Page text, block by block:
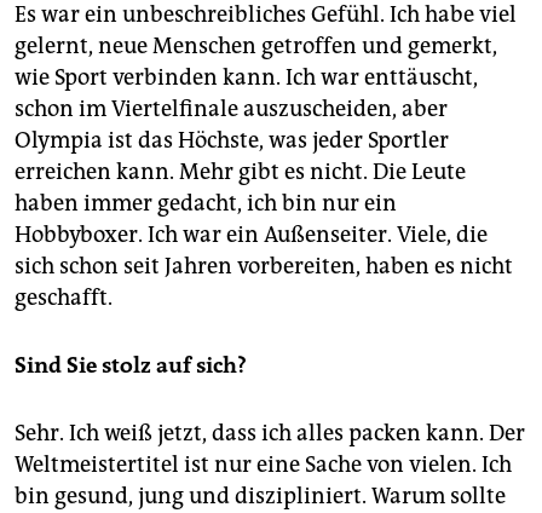
Es war ein unbeschreibliches Gefühl. Ich habe viel
gelernt, neue Menschen getroffen und gemerkt,
wie Sport verbinden kann. Ich war enttäuscht,
schon im Viertelfinale auszuscheiden, aber
Olympia ist das Höchste, was jeder Sportler
erreichen kann. Mehr gibt es nicht. Die Leute
haben immer gedacht, ich bin nur ein
Hobbyboxer. Ich war ein Außenseiter. Viele, die
sich schon seit Jahren vorbereiten, haben es nicht
geschafft.
Sind Sie stolz auf sich?
Sehr. Ich weiß jetzt, dass ich alles packen kann. Der
Weltmeistertitel ist nur eine Sache von vielen. Ich
bin gesund, jung und diszipliniert. Warum sollte